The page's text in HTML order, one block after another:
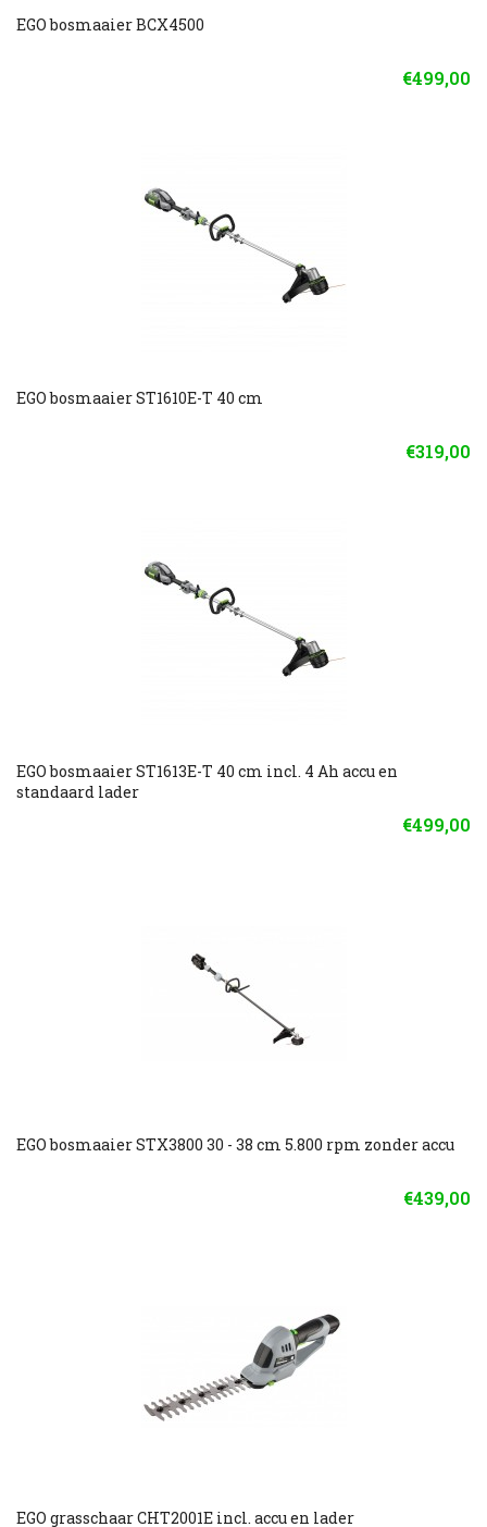
EGO bosmaaier BCX4500
€499,00
EGO bosmaaier ST1610E-T 40 cm
€319,00
EGO bosmaaier ST1613E-T 40 cm incl. 4 Ah accu en
standaard lader
€499,00
EGO bosmaaier STX3800 30 - 38 cm 5.800 rpm zonder accu
€439,00
EGO grasschaar CHT2001E incl. accu en lader